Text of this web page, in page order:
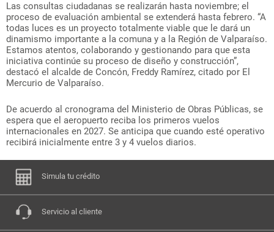
Las consultas ciudadanas se realizarán hasta noviembre; el
proceso de evaluación ambiental se extenderá hasta febrero. “A
todas luces es un proyecto totalmente viable que le dará un
dinamismo importante a la comuna y a la Región de Valparaíso.
Estamos atentos, colaborando y gestionando para que esta
iniciativa continúe su proceso de diseño y construcción”,
destacó el alcalde de Concón, Freddy Ramírez, citado por El
Mercurio de Valparaíso.
De acuerdo al cronograma del Ministerio de Obras Públicas, se
espera que el aeropuerto reciba los primeros vuelos
internacionales en 2027. Se anticipa que cuando esté operativo
recibirá inicialmente entre 3 y 4 vuelos diarios.
Simula tu crédito
Servicio al cliente